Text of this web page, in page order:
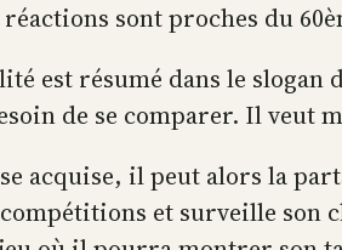
sont proches du
est résumé dans le slogan
de se comparer. Il
acquise, il peut alors la
et surveille son